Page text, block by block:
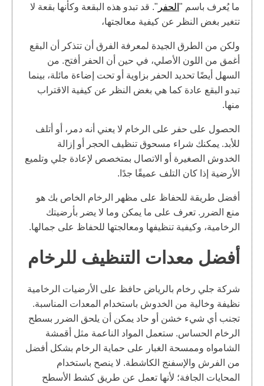
ما يُعرف باسم " الحفر ". قد تبدو هذه البقعة وكأنها بقعة لا
تتغير بغض النظر عن كيفية معالجتها،
ولكن من الطرق الجيدة لمعرفة الفرق أن تتذكر أن البقع
أغمق من اللون الأصلي، في حين أن الحفر أفتح. من
السهل أيضًا تحديد الحفر بزاوية أو تحت إضاءة مائلة، بينما
تبدو البقع عادة كما هي بغض النظر عن كيفية الاقتراب
منها.
الحصول على حفر على الرخام لا يعني أنه دمر، أو أتلف
للأبد. يمكنك شراء مسحوق تنظيف الحجر أو إزالة
الخدوش الصغيرة أو الاتصال بمتخصص لإعادة جلي وتلميع
الأرضية إذا كان التلف عميقًا جدًا.
أفضل طريقة للحفاظ على مظهر الرخام الخاص بك هو
منع الضرر. تعرف على ما يمكن وما لا يضر بأرضيتك
الرخامية، وكيفية تنظيفها ومعالجتها للحفاظ على جمالها.
أفضل معدات التنظيف للرخام
شركة جلي رخام بالرياض حافظ على الأرضيات الرخامية
نظيفة وخالية من الخدوش باستخدام المعدات المناسبة.
تجنب أي شيء خشن أو حاد يمكن أن يلحق الضرر بسطح
الرخام الحساس. ستعمل المواد الناعمة مثل أقمشة
الشامواه وممسحة الغبار على حماية الرخام بشكل أفضل
من الفرش والإسفنج الكاشطة. لا ينصح باستخدام
المحايات الجافة؛ لأنها تعمل عن طريق كشط الأسطح